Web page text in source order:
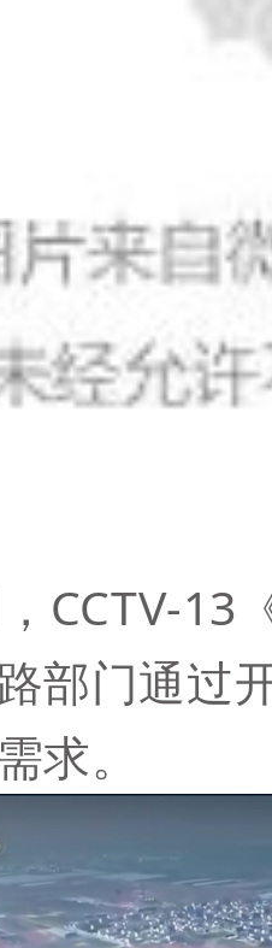
CCTV-13
部门通过
求。